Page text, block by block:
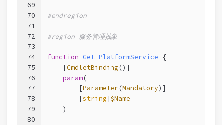
69
70
71
72
73
74
75
76
77
78
79
80
#endregion
#region 服务管理抽象
function Get-PlatformService {
[CmdletBinding ()]
param(
        [
Parameter (Mandatory)]
        [
string] $Name
    )